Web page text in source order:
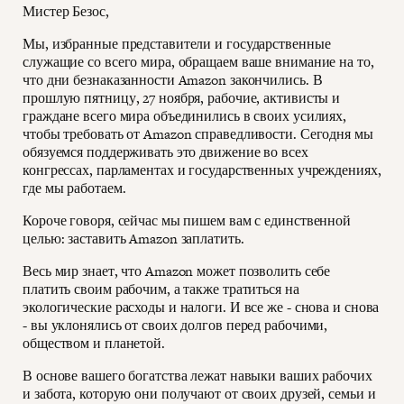
Мистер Безос,
Мы, избранные представители и государственные
служащие со всего мира, обращаем ваше внимание на то,
что дни безнаказанности Amazon закончились. В
прошлую пятницу, 27 ноября, рабочие, активисты и
граждане всего мира объединились в своих усилиях,
чтобы требовать от Amazon справедливости. Сегодня мы
обязуемся поддерживать это движение во всех
конгрессах, парламентах и государственных учреждениях,
где мы работаем.
Короче говоря, сейчас мы пишем вам с единственной
целью: заставить Amazon заплатить.
Весь мир знает, что Amazon может позволить себе
платить своим рабочим, а также тратиться на
экологические расходы и налоги. И все же - снова и снова
- вы уклонялись от своих долгов перед рабочими,
обществом и планетой.
В основе вашего богатства лежат навыки ваших рабочих
и забота, которую они получают от своих друзей, семьи и